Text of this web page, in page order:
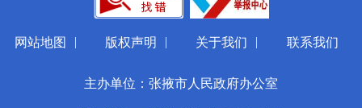
网站地图 | 版权声明 | 关于我们 | 联系我们
主办单位：张掖市人民政府办公室